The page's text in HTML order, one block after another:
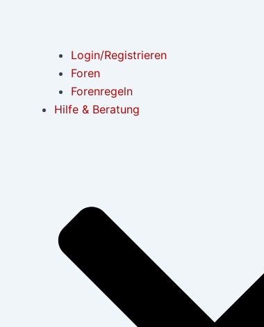
Login/Registrieren
Foren
Forenregeln
Hilfe & Beratung